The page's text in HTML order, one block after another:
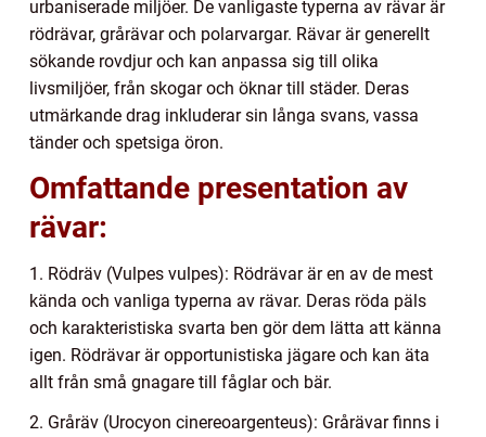
urbaniserade miljöer. De vanligaste typerna av rävar är
rödrävar, grårävar och polarvargar. Rävar är generellt
sökande rovdjur och kan anpassa sig till olika
livsmiljöer, från skogar och öknar till städer. Deras
utmärkande drag inkluderar sin långa svans, vassa
tänder och spetsiga öron.
Omfattande presentation av
rävar:
1. Rödräv (Vulpes vulpes): Rödrävar är en av de mest
kända och vanliga typerna av rävar. Deras röda päls
och karakteristiska svarta ben gör dem lätta att känna
igen. Rödrävar är opportunistiska jägare och kan äta
allt från små gnagare till fåglar och bär.
2. Gråräv (Urocyon cinereoargenteus): Grårävar finns i